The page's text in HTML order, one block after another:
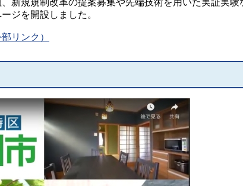
新規規制改革の提案募集や先端技術を用いた実証実験
ジを開設しました。
リンク）